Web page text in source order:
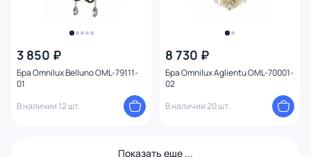
3 850 ₽
Бра Omnilux Belluno OML-79111-
01
В наличии 12 шт.
8 730 ₽
Бра Omnilux Aglientu OML-70001-
02
В наличии 20 шт.
Показать еще ...